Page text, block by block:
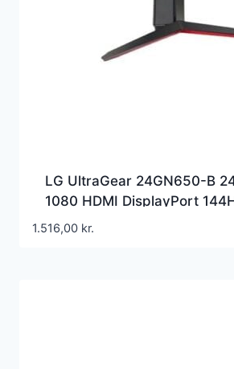
LG UltraGear 24GN650-B
1080 HDMI DisplayPort
Skærm – 24GN650-B
1.516,00 kr.